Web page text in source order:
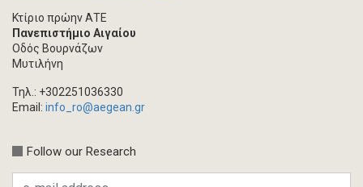
Κτίριο πρώην ΑΤΕ
Πανεπιστήμιο Αιγαίου
Οδός Βουρνάζων
Μυτιλήνη
Τηλ.: +302251036330
Email: info_ro@aegean.gr
Follow our Research